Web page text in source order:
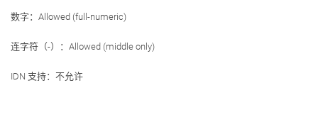
数字：Allowed (full-numeric)
连字符（-）：Allowed (middle only)
IDN 支持：不允许